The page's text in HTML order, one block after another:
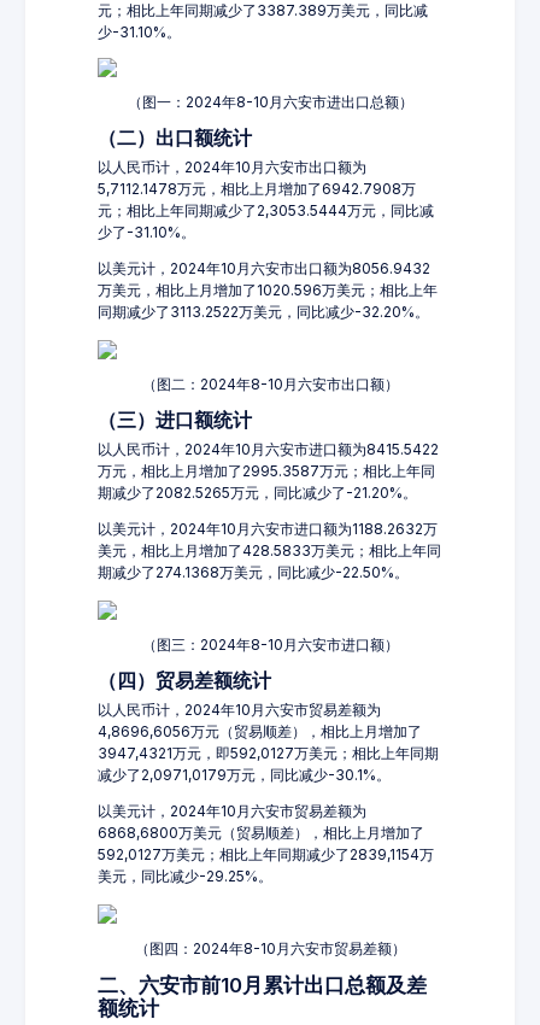
元；相比上年同期减少了3387.389万美元，同比减
少-31.10%。
（图一：2024年8-10月六安市进出口总额）
（二）出口额统计
以人民币计，2024年10月六安市出口额为
5,7112.1478万元，相比上月增加了6942.7908万
元；相比上年同期减少了2,3053.5444万元，同比减
少了-31.10%。
以美元计，2024年10月六安市出口额为8056.9432
万美元，相比上月增加了1020.596万美元；相比上年
同期减少了3113.2522万美元，同比减少-32.20%。
（图二：2024年8-10月六安市出口额）
（三）进口额统计
以人民币计，2024年10月六安市进口额为8415.5422
万元，相比上月增加了2995.3587万元；相比上年同
期减少了2082.5265万元，同比减少了-21.20%。
以美元计，2024年10月六安市进口额为1188.2632万
美元，相比上月增加了428.5833万美元；相比上年同
期减少了274.1368万美元，同比减少-22.50%。
（图三：2024年8-10月六安市进口额）
（四）贸易差额统计
以人民币计，2024年10月六安市贸易差额为
4,8696,6056万元（贸易顺差），相比上月增加了
3947,4321万元，即592,0127万美元；相比上年同期
减少了2,0971,0179万元，同比减少-30.1%。
以美元计，2024年10月六安市贸易差额为
6868,6800万美元（贸易顺差），相比上月增加了
592,0127万美元；相比上年同期减少了2839,1154万
美元，同比减少-29.25%。
（图四：2024年8-10月六安市贸易差额）
二、六安市前10月累计出口总额及差
额统计